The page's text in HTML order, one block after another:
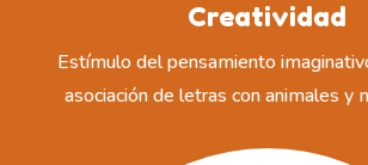
Creatividad
Estímulo del pensamiento
asociación de letras con animales y